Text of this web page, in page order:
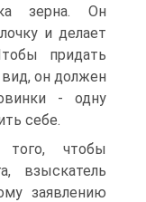
зерна. Он
и делает
придать
он должен
- одну
себе.
чтобы
взыскатель
заявлению